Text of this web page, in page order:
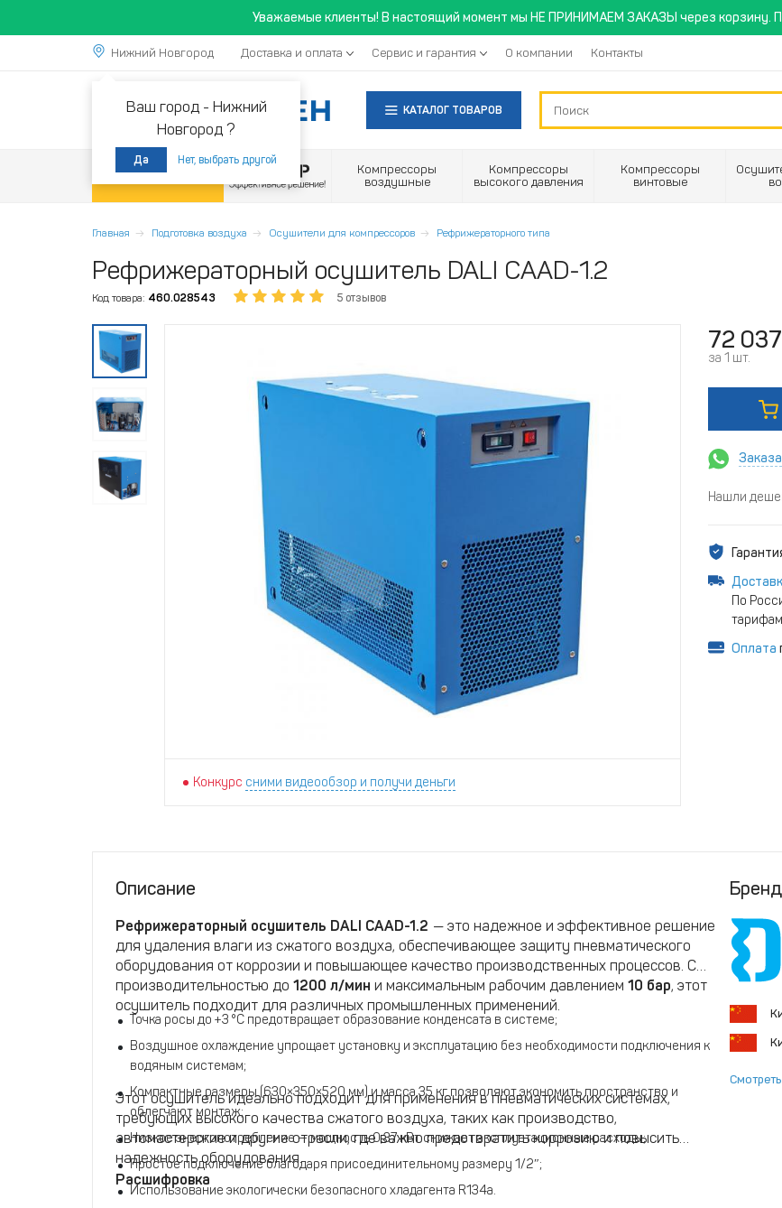
Уважаемые клиенты! В настоящий момент мы НЕ ПРИНИМАЕМ ЗАКАЗЫ через корзину.
Нижний Новгород
Ваш город - Нижний
Новгород ?
Да Нет, выбрать другой
Доставка и оплата Сервис и гарантия О компании Контакты
КАТАЛОГ ТОВАРОВ
Акции
Компрессоры
воздушные
Компрессоры
высокого давления
Компрессоры
винтовые
Главная Подготовка воздуха Осушители для компрессоров Рефрижераторного типа
Рефрижераторный осушитель DALI CAAD-1.2
Код товара: 460.028543 5 отзывов
Конкурс сними видеообзор и получи деньги
72 037
за 1 шт.
Нашли
По
Оплата
Описание
Рефрижераторный осушитель DALI CAAD-1.2 — это надежное и эффективное решение
для удаления влаги из сжатого воздуха, обеспечивающее защиту пневматического
оборудования от коррозии и повышающее качество производственных процессов. С
производительностью до 1200 л/мин и максимальным рабочим давлением 10 бар, этот
осушитель подходит для различных промышленных применений.
Точка росы до +3 °C предотвращает образование конденсата в системе;
Воздушное охлаждение упрощает установку и эксплуатацию без необходимости подключения к
водяным системам;
Компактные размеры (630×350×520 мм) и масса 35 кг позволяют экономить пространство и
облегчают монтаж;
Низкое энергопотребление — мощность 0,37 кВт снижает эксплуатационные расходы;
Простое подключение благодаря присоединительному размеру 1/2″;
Использование экологически безопасного хладагента R134a.
Этот осушитель идеально подходит для применения в пневматических системах,
требующих высокого качества сжатого воздуха, таких как производство,
автомастерские и другие отрасли, где важно предотвратить коррозию и повысить
надежность оборудования.
Расшифровка
Бренд